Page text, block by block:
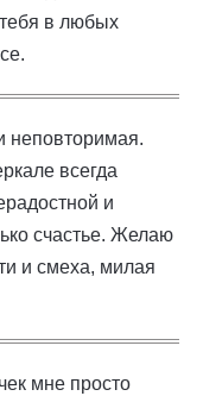
в любых
неповторимая.
всегда
и
счастье. Желаю
и смеха, милая
мне просто